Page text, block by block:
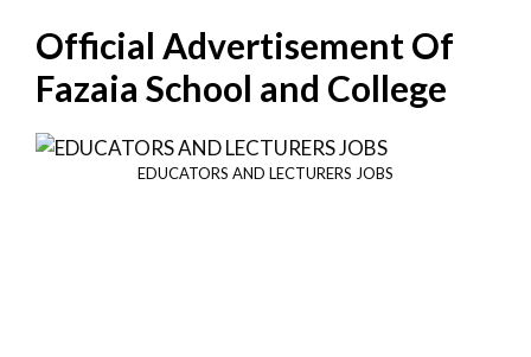
Official Advertisement Of
Fazaia School and College
EDUCATORS AND LECTURERS JOBS